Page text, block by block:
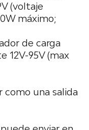
(voltaje
máximo;
de carga
12V-95V (max
como una salida